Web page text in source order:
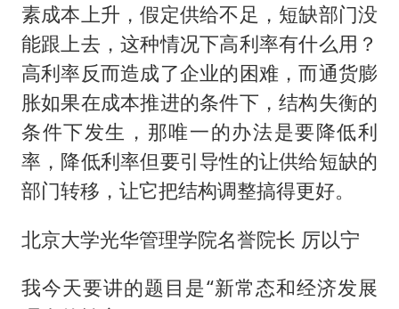
高铁双人座被免票儿童挤成3人座
公安部通报：抓获犯罪嫌疑人8200余名
易烊千玺金鸡百花双料影帝
真理之光，何以能照亮复兴之路？
素成本上升，假定供给不足，短缺部门没
能跟上去，这种情况下高利率有什么用？
高利率反而造成了企业的困难，而通货膨
胀如果在成本推进的条件下，结构失衡的
条件下发生，那唯一的办法是要降低利
率，降低利率但要引导性的让供给短缺的
部门转移，让它把结构调整搞得更好。
北京大学光华管理学院名誉院长 厉以宁
我今天要讲的题目是“新常态和经济发展